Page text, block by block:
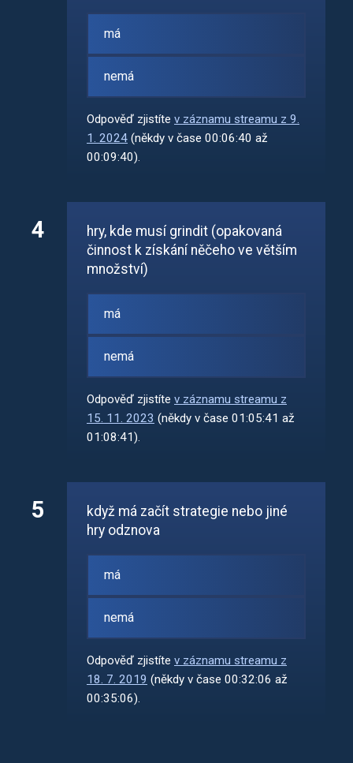
má
nemá
Odpověď zjistíte v záznamu streamu z 9.
1. 2024 (někdy v čase 00:06:40 až
00:09:40).
4
hry, kde musí grindit (opakovaná
činnost k získání něčeho ve větším
množství)
má
nemá
Odpověď zjistíte v záznamu streamu z
15. 11. 2023 (někdy v čase 01:05:41 až
01:08:41).
5
když má začít strategie nebo jiné
hry odznova
má
nemá
Odpověď zjistíte v záznamu streamu z
18. 7. 2019 (někdy v čase 00:32:06 až
00:35:06).